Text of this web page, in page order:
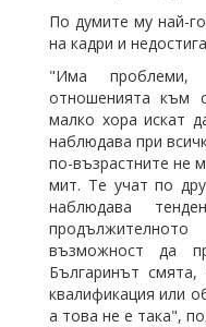
По думите му най-
на кадри и
"Има проблеми,
отношенията към
малко хора искат
наблюдава при
по-възрастните не
мит. Те учат по
наблюдава
възможност да
Българинът
квалификация или
а това не е така",